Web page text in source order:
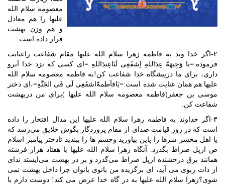
معصومه سلام الله
علیها را هم معادل
و هم وزن بهشت
قرار داده است.
۲-اگر خدا وند به فاطمه زهرا سلام الله علیها مقام شفاعت راعنایت
فرموده:=یا وَجِیهَهًً عِدَاللهِ اِشفَعِی لَنَاعِندَاللهِ =ای کسی که نزد خدا آبرو
داری، برای ما درپیشگاه خدا شفاعت کن!به فاطمه معصومه سلام الله
علیها هم همان عنایت شده است:=یَافاَطمهًً‌اشفَعِی لَی فَی الجَنَّهِِ=،ای دختر
موسی بن جعفر(فاطمه معصومه سلام الله علیها )برای من دربهشت
شفاعت کن.
۳-اگر خداوند به فاطمه زهرا سلام الله علیها این مدال افتخار را داده
است که در روز قیامت صدای از مقام پروردگار بگوش خلایق می‌رسد که
یا اهل محشر سرها را پاین بیاورید وچشم ها را ببندید تادختر پیامبر اسلام
ص ازپل صراط بگذرد. آنگاه زهرا سلام الله علیها با هفتاد هزار فرشته
همانند برق درخشنده ازپل صراط می‌گذرد و بر در بهشت می‌ایستد ندای
از ذات ربوی می آید، ای برگزیده من بانوی بانوان چرا داخل بهشت نمی
شوی؟زهرا سلام الله علیها به در گاه خدا عرض می کند! دوست دارم با